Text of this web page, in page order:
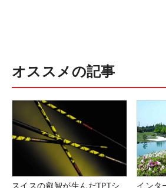
オススメの記事
スイスの叡智が生んだTPTシ
インタ